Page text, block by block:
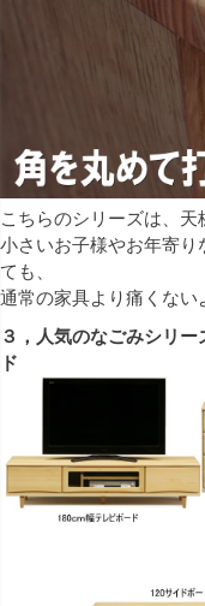
こちらのシリーズは、天
小さいお子様やお年寄り
ても、
通常の家具より痛くない
３，人気のなごみシリ
ド